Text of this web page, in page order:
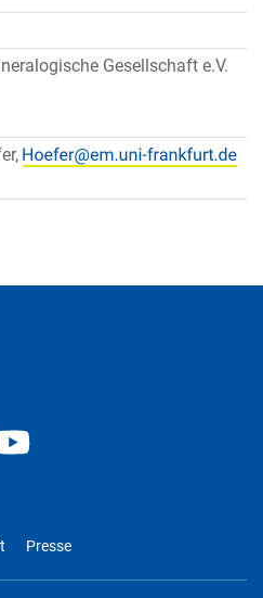
Gesellschaft e.V.
Presse